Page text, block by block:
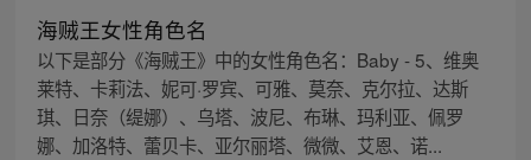
海贼王女性角色名
以下是部分《海贼王》中的女性角色名：Baby - 5、维奥
莱特、卡莉法、妮可·罗宾、可雅、莫奈、克尔拉、达斯
琪、日奈（缇娜）、乌塔、波尼、布琳、玛利亚、佩罗
娜、加洛特、蕾贝卡、亚尔丽塔、微微、艾恩、诺...